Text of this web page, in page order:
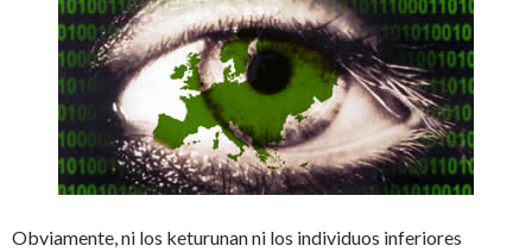
Obviamente, ni los keturunan ni los individuos inferiores